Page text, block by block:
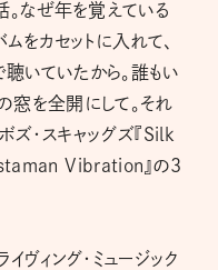
なぜ年を覚えている
をカセットに入れて、
いていたから。誰もい
窓を全開にして。それ
ズ・スキャッグズ『Silk
Vibration』の3
ヴィング・ミュージック